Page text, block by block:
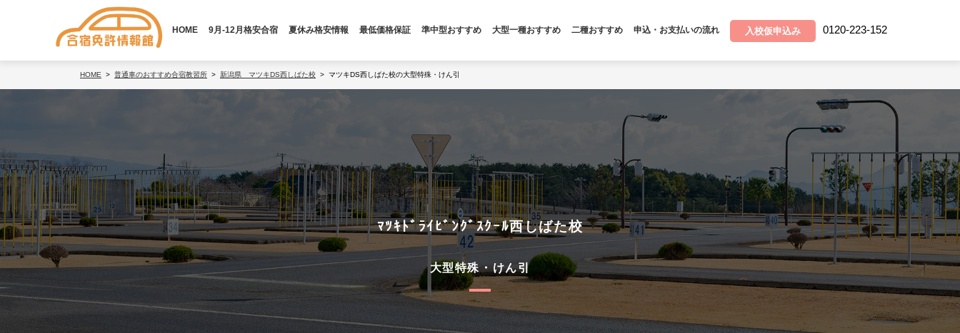
HOME 9月-12月格安合宿 夏休み格安情報 最低価格保証 準中型おすすめ 大型一種おすすめ 二種おすすめ 申込・お支払いの流れ 入校仮申込み 0120-223-152
HOME 普通車のおすすめ合宿教習所 新潟県 マツキDS西しばた校 マツキDS西しばた校の大型特殊・けん引
ﾏﾂｷﾄﾞﾗｲﾋﾞﾝｸﾞｽｸｰﾙ西しばた校
大型特殊・けん引